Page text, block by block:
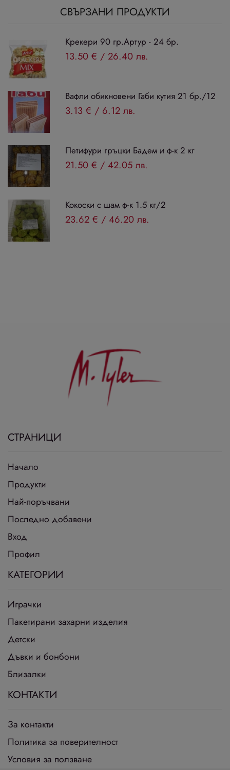
СВЪРЗАНИ ПРОДУКТИ
Крекери 90 гр.Артур - 24 бр.
13.50 € / 26.40 лв.
Вафли обикновени Габи кутия 21 бр./12
3.13 € / 6.12 лв.
Петифури гръцки Бадем и ф-к 2 кг
21.50 € / 42.05 лв.
Кокоски с шам ф-к 1.5 кг/2
23.62 € / 46.20 лв.
СТРАНИЦИ
Начало
Продукти
Най-поръчвани
Последно добавени
Вход
Профил
КАТЕГОРИИ
Играчки
Пакетирани захарни изделия
Детски
Дъвки и бонбони
Близалки
КОНТАКТИ
За контакти
Политика за поверителност
Условия за ползване